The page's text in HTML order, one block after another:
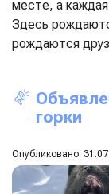
месте, а
Здесь
рождаются
горки
Опубликовано: